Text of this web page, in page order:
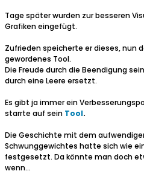
Tage später wurden zur besseren
Grafiken eingefügt.
Zufrieden speicherte er dieses, nun
gewordenes Tool.
Die Freude durch die Beendigung
durch eine Leere ersetzt.
Es gibt ja immer ein
starrte auf sein Tool.
Die Geschichte mit dem
Schwunggewichtes hatte sich wie
festgesetzt. Da könnte man doch
wenn…